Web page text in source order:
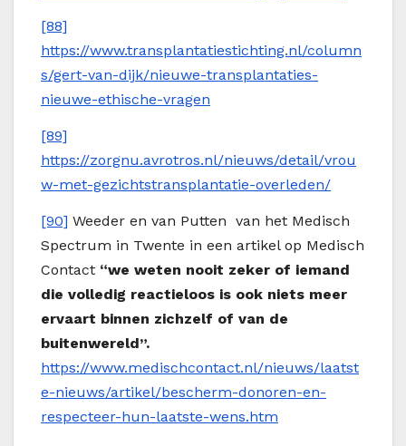
[88]
https://www.transplantatiestichting.nl/column
s/gert-van-dijk/nieuwe-transplantaties-
nieuwe-ethische-vragen
[89]
https://zorgnu.avrotros.nl/nieuws/detail/vrou
w-met-gezichtstransplantatie-overleden/
[90] Weeder en van Putten van het Medisch
Spectrum in Twente in een artikel op Medisch
Contact “we weten nooit zeker of iemand
die volledig reactieloos is ook niets meer
ervaart binnen zichzelf of van de
buitenwereld”.
https://www.medischcontact.nl/nieuws/laatst
e-nieuws/artikel/bescherm-donoren-en-
respecteer-hun-laatste-wens.htm